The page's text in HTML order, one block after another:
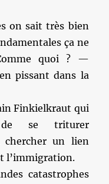
on sait très bien
ça ne
quoi ? —
pissant dans la
Finkielkraut qui
se triturer
chercher un lien
l’immigration.
catastrophes